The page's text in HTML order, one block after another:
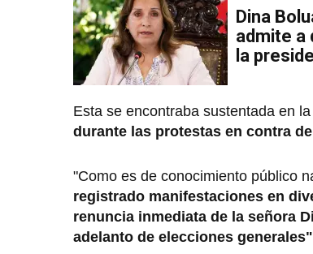
Dina
admite a
la
Esta se encontraba sustentada en la
durante las protestas en contra
"Como es de conocimiento público
registrado manifestaciones en
renuncia inmediata de la señora
adelanto de elecciones generales"